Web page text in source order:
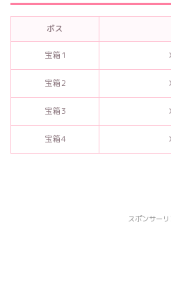
ボス
宝箱1
宝箱2
宝箱3
宝箱4
スポンサー